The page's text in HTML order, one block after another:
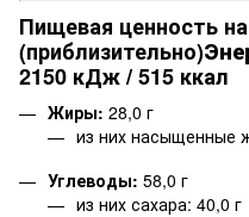
Пищевая ценность
(приблизительно)
2150 кДж / 515 ккал
Жиры: 28,0 г
из них насыщенные
Углеводы: 58,0 г
из них сахара: 40,0 г